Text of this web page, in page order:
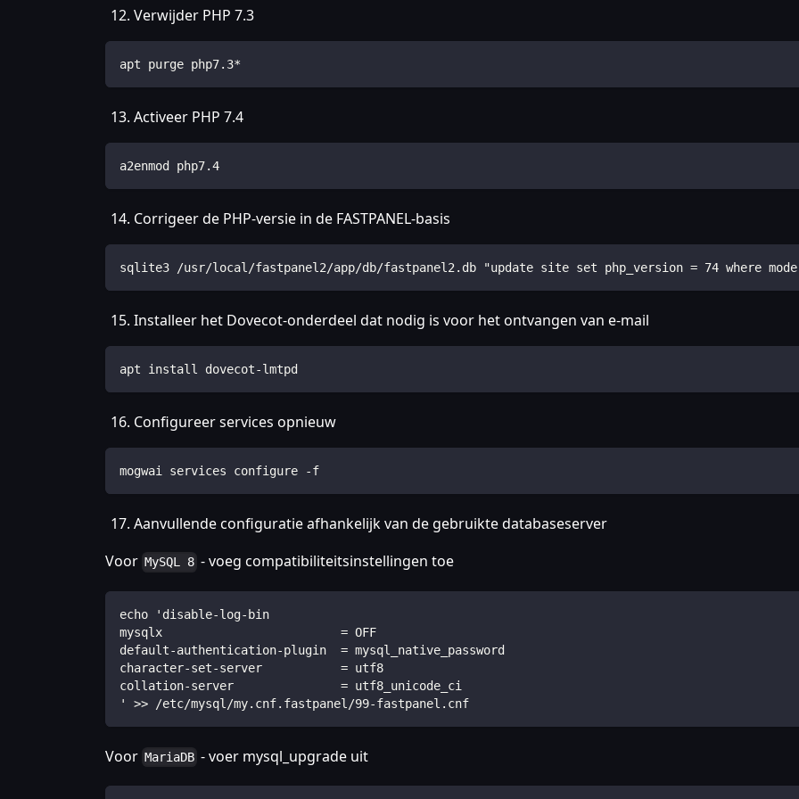
Verwijder PHP 7.3
apt purge php7.3*
Activeer PHP 7.4
a2enmod php7.4
Corrigeer de PHP-versie in de FASTPANEL-basis
sqlite3 /usr/local/fastpanel2/app/db/fastpanel2.db "update site set php_version = 74 where
Installeer het Dovecot-onderdeel dat nodig is voor het ontvangen van e-mail
apt install dovecot-lmtpd
Configureer services opnieuw
mogwai services configure -f
Aanvullende configuratie afhankelijk van de gebruikte databaseserver
Voor MySQL 8 - voeg compatibiliteitsinstellingen toe
echo 'disable-log-bin
mysqlx                         = OFF
default-authentication-plugin  = mysql_native_password
character-set-server           = utf8
collation-server               = utf8_unicode_ci
' >> /etc/mysql/my.cnf.fastpanel/99-fastpanel.cnf
Voor MariaDB - voer mysql_upgrade uit